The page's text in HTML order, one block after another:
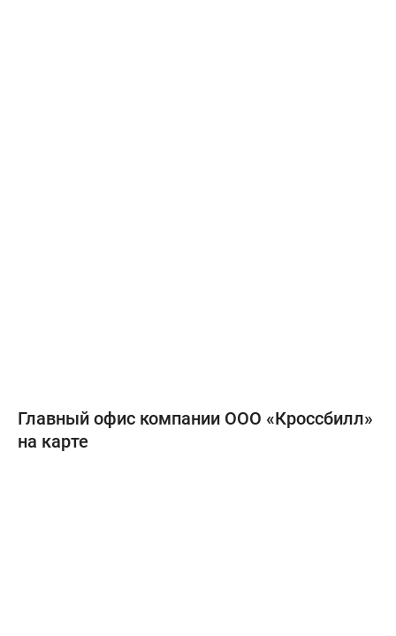
Главный офис компании ООО «Кроссбилл»
на карте